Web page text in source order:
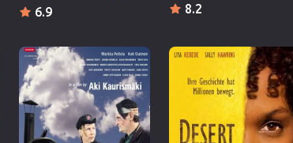
6.9 8.2